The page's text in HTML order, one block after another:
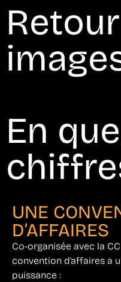
En
UNE
D’AFFAIRES
Co-organisée avec la
convention d’affaires a
puissance :